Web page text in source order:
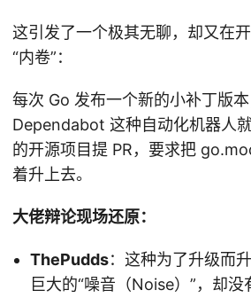
这引发了一个极其无聊，却又在
“内卷”：
每次 Go 发布一个新的小补丁版
Dependabot 这种自动化机器人
的开源项目提 PR，要求把
着升上去。
大佬辩论现场还原：
ThePudds：这种为了升级而
巨大的“噪音（Noise）”，却